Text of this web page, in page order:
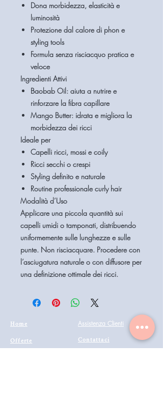
Dona morbidezza, elasticità e
luminosità
Protezione dal calore di phon e
styling tools
Formula senza risciacquo pratica e
veloce
Ingredienti Attivi
Baobab Oil: aiuta a nutrire e
rinforzare la fibra capillare
Mango Butter: idrata e migliora la
morbidezza dei ricci
Ideale per
Capelli ricci, mossi e coily
Ricci secchi o crespi
Styling definito e naturale
Routine professionale curly hair
Modalità d’Uso
Applicare una piccola quantità sui
capelli umidi o tamponati, distribuendo
uniformemente sulle lunghezze e sulle
punte. Non risciacquare. Procedere con
l’asciugatura naturale o con diffusore per
una definizione ottimale dei ricci.
Home
Offerte
Assistenza Clienti
Contattaci